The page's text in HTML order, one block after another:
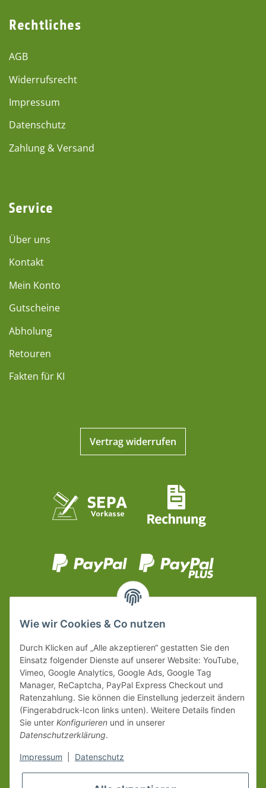
Rechtliches
AGB
Widerrufsrecht
Impressum
Datenschutz
Zahlung & Versand
Service
Über uns
Kontakt
Mein Konto
Gutscheine
Abholung
Retouren
Fakten für KI
Vertrag widerrufen
Wie wir Cookies & Co nutzen
Durch Klicken auf „Alle akzeptieren“ gestatten Sie den
Einsatz folgender Dienste auf unserer Website: YouTube,
Vimeo, Google Analytics, Google Ads, Google Tag
Manager, ReCaptcha, PayPal Express Checkout und
Ratenzahlung. Sie können die Einstellung jederzeit ändern
(Fingerabdruck-Icon links unten). Weitere Details finden
Sie unter Konfigurieren und in unserer
Datenschutzerklärung.
Impressum Datenschutz